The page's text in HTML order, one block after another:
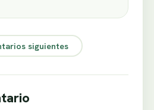
siguientes